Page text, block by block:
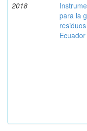
2018
para la
Ecuador